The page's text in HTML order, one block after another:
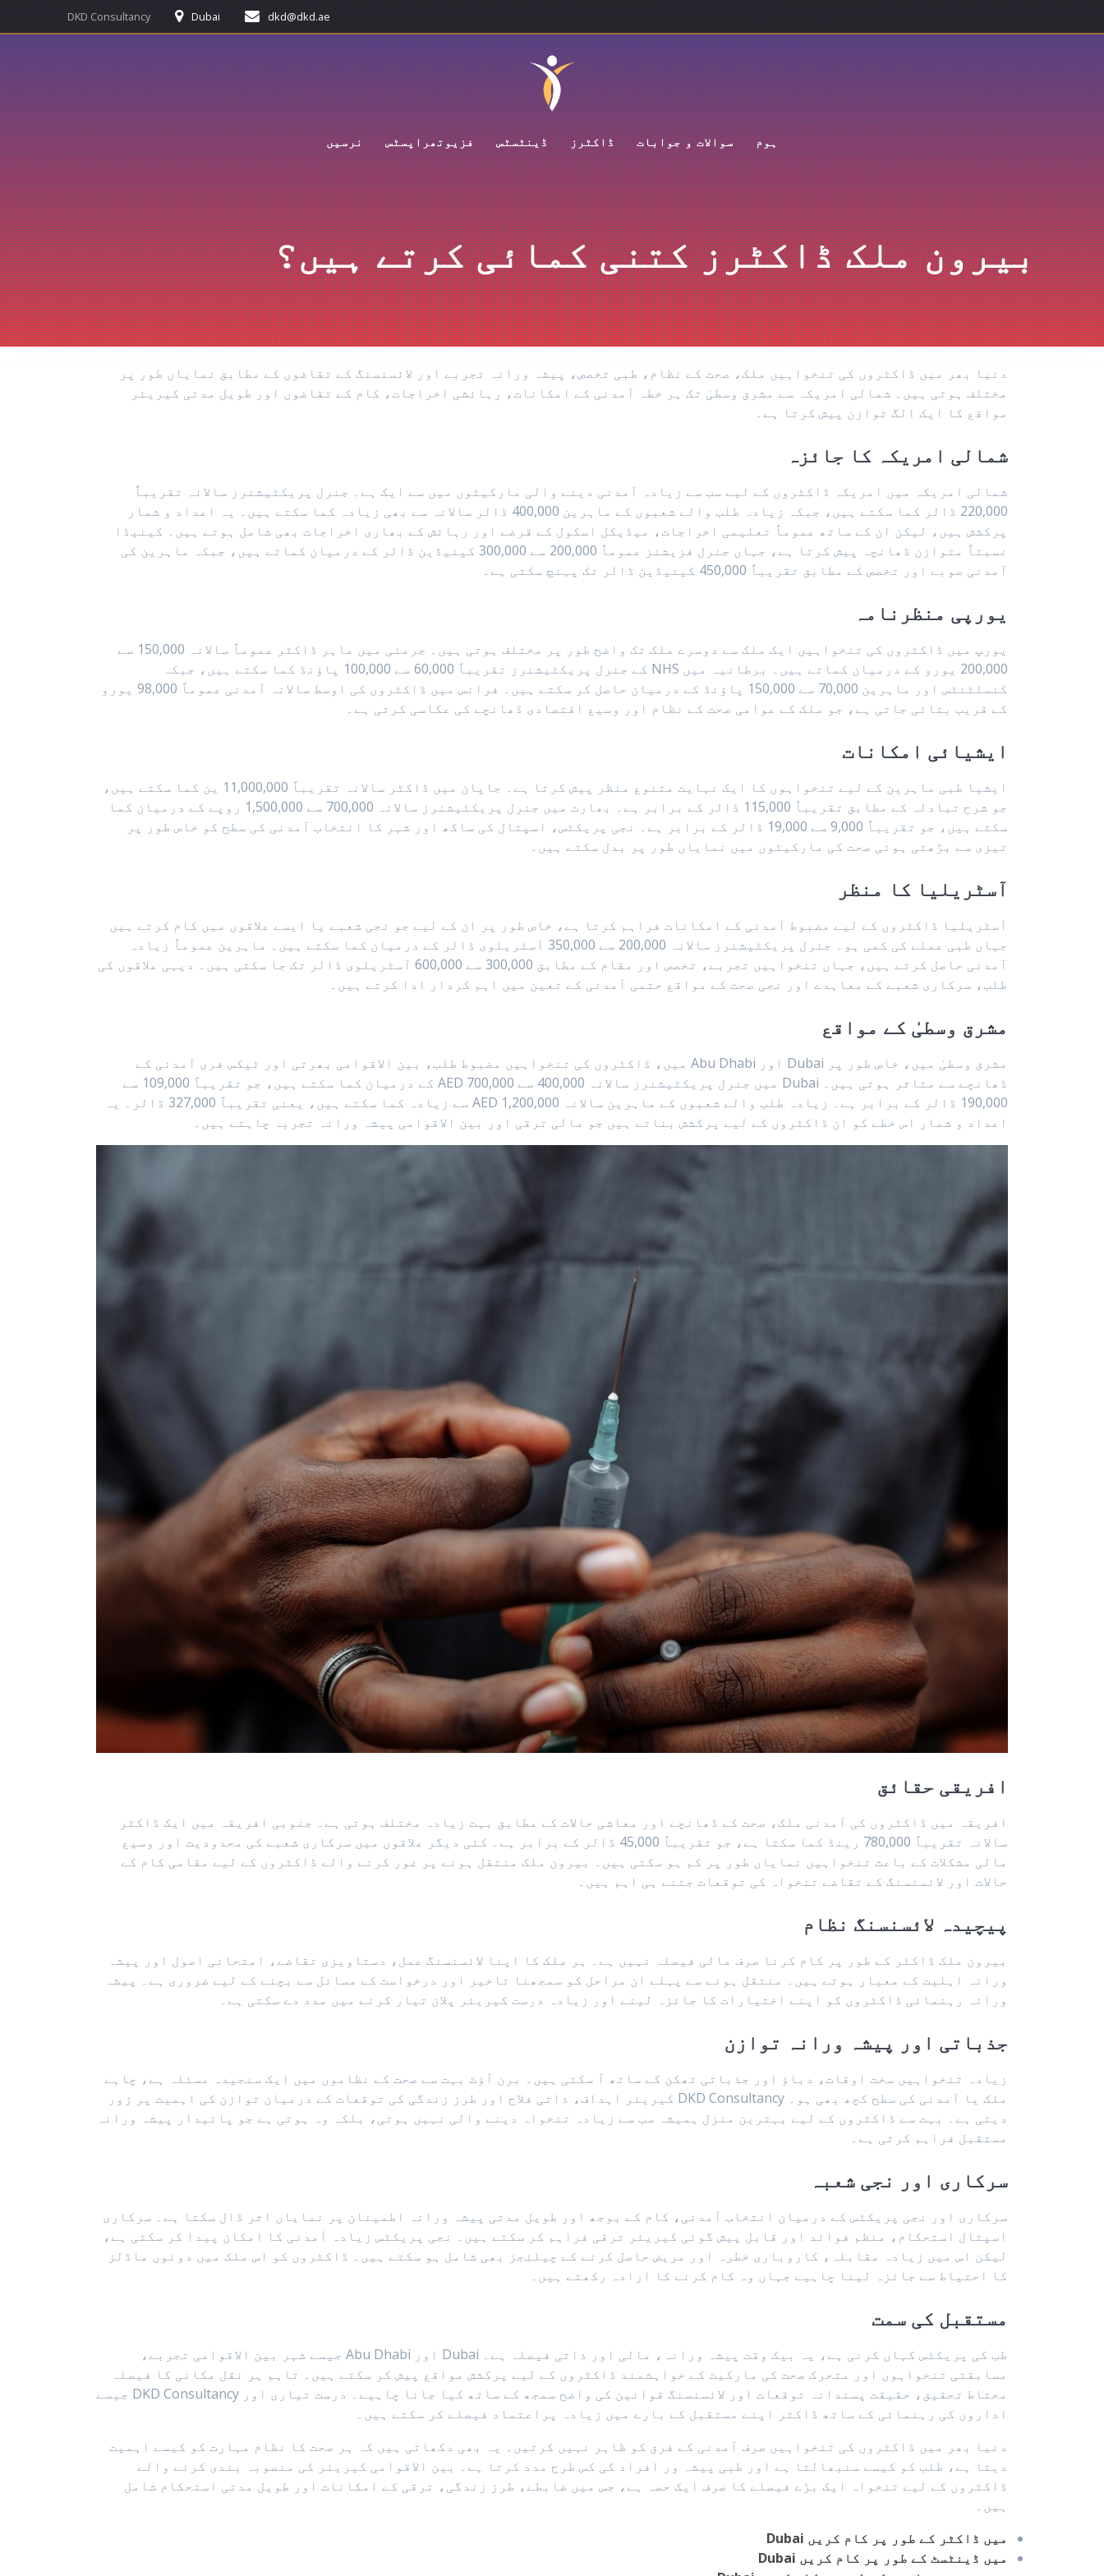
Dubai dkd@dkd.ae
DKD Consultancy
ہوم سوالات و جوابات ڈاکٹرز ڈینٹسٹس فزیوتھراپسٹس نرسیں
بیرون ملک ڈاکٹرز کتنی کمائی کرتے ہیں؟
دنیا بھر میں ڈاکٹروں کی تنخواہیں ملک، صحت کے نظام، طبی تخصص، پیشہ ورانہ تجربے اور لائسنسنگ کے تقاضوں کے مطابق نمایاں طور پر
مختلف ہوتی ہیں۔ شمالی امریکہ سے مشرق وسطیٰ تک ہر خطہ آمدنی کے امکانات، رہائشی اخراجات، کام کے تقاضوں اور طویل مدتی کیریئر
مواقع کا ایک الگ توازن پیش کرتا ہے۔
شمالی امریکہ کا جائزہ
شمالی امریکہ میں امریکہ ڈاکٹروں کے لیے سب سے زیادہ آمدنی دینے والی مارکیٹوں میں سے ایک ہے۔ جنرل پریکٹیشنرز سالانہ تقریباً
220,000 ڈالر کما سکتے ہیں، جبکہ زیادہ طلب والے شعبوں کے ماہرین 400,000 ڈالر سالانہ سے بھی زیادہ کما سکتے ہیں۔ یہ اعداد و شمار
پرکشش ہیں، لیکن ان کے ساتھ عموماً تعلیمی اخراجات، میڈیکل اسکول کے قرضے اور رہائش کے بھاری اخراجات بھی شامل ہوتے ہیں۔ کینیڈا
نسبتاً متوازن ڈھانچہ پیش کرتا ہے، جہاں جنرل فزیشنز عموماً 200,000 سے 300,000 کینیڈین ڈالر کے درمیان کماتے ہیں، جبکہ ماہرین کی
آمدنی صوبے اور تخصص کے مطابق تقریباً 450,000 کینیڈین ڈالر تک پہنچ سکتی ہے۔
یورپی منظرنامہ
یورپ میں ڈاکٹروں کی تنخواہیں ایک ملک سے دوسرے ملک تک واضح طور پر مختلف ہوتی ہیں۔ جرمنی میں ماہر ڈاکٹر عموماً سالانہ 150,000 سے
200,000 یورو کے درمیان کماتے ہیں۔ برطانیہ میں NHS کے جنرل پریکٹیشنرز تقریباً 60,000 سے 100,000 پاؤنڈ کما سکتے ہیں، جبکہ
کنسلٹنٹس اور ماہرین 70,000 سے 150,000 پاؤنڈ کے درمیان حاصل کر سکتے ہیں۔ فرانس میں ڈاکٹروں کی اوسط سالانہ آمدنی عموماً 98,000 یورو
کے قریب بتائی جاتی ہے، جو ملک کے عوامی صحت کے نظام اور وسیع اقتصادی ڈھانچے کی عکاسی کرتی ہے۔
ایشیائی امکانات
ایشیا طبی ماہرین کے لیے تنخواہوں کا ایک نہایت متنوع منظر پیش کرتا ہے۔ جاپان میں ڈاکٹر سالانہ تقریباً 11,000,000 ین کما سکتے ہیں،
جو شرح تبادلہ کے مطابق تقریباً 115,000 ڈالر کے برابر ہے۔ بھارت میں جنرل پریکٹیشنرز سالانہ 700,000 سے 1,500,000 روپے کے درمیان کما
سکتے ہیں، جو تقریباً 9,000 سے 19,000 ڈالر کے برابر ہے۔ نجی پریکٹس، اسپتال کی ساکھ اور شہر کا انتخاب آمدنی کی سطح کو خاص طور پر
تیزی سے بڑھتی ہوئی صحت کی مارکیٹوں میں نمایاں طور پر بدل سکتے ہیں۔
آسٹریلیا کا منظر
آسٹریلیا ڈاکٹروں کے لیے مضبوط آمدنی کے امکانات فراہم کرتا ہے، خاص طور پر ان کے لیے جو نجی شعبے یا ایسے علاقوں میں کام کرتے ہیں
جہاں طبی عملے کی کمی ہو۔ جنرل پریکٹیشنرز سالانہ 200,000 سے 350,000 آسٹریلوی ڈالر کے درمیان کما سکتے ہیں۔ ماہرین عموماً زیادہ
آمدنی حاصل کرتے ہیں، جہاں تنخواہیں تجربے، تخصص اور مقام کے مطابق 300,000 سے 600,000 آسٹریلوی ڈالر تک جا سکتی ہیں۔ دیہی علاقوں کی
طلب، سرکاری شعبے کے معاہدے اور نجی صحت کے مواقع حتمی آمدنی کے تعین میں اہم کردار ادا کرتے ہیں۔
مشرق وسطیٰ کے مواقع
مشرق وسطیٰ میں، خاص طور پر Dubai اور Abu Dhabi میں، ڈاکٹروں کی تنخواہیں مضبوط طلب، بین الاقوامی بھرتی اور ٹیکس فری آمدنی کے
ڈھانچے سے متاثر ہوتی ہیں۔ Dubai میں جنرل پریکٹیشنرز سالانہ 400,000 سے 700,000 AED کے درمیان کما سکتے ہیں، جو تقریباً 109,000 سے
190,000 ڈالر کے برابر ہے۔ زیادہ طلب والے شعبوں کے ماہرین سالانہ 1,200,000 AED سے زیادہ کما سکتے ہیں، یعنی تقریباً 327,000 ڈالر۔ یہ
اعداد و شمار اس خطے کو ان ڈاکٹروں کے لیے پرکشش بناتے ہیں جو مالی ترقی اور بین الاقوامی پیشہ ورانہ تجربہ چاہتے ہیں۔
افریقی حقائق
افریقہ میں ڈاکٹروں کی آمدنی ملک، صحت کے ڈھانچے اور معاشی حالات کے مطابق بہت زیادہ مختلف ہوتی ہے۔ جنوبی افریقہ میں ایک ڈاکٹر
سالانہ تقریباً 780,000 رینڈ کما سکتا ہے، جو تقریباً 45,000 ڈالر کے برابر ہے۔ کئی دیگر علاقوں میں سرکاری شعبے کی محدودیت اور وسیع
مالی مشکلات کے باعث تنخواہیں نمایاں طور پر کم ہو سکتی ہیں۔ بیرون ملک منتقل ہونے پر غور کرنے والے ڈاکٹروں کے لیے مقامی کام کے
حالات اور لائسنسنگ کے تقاضے تنخواہ کی توقعات جتنے ہی اہم ہیں۔
پیچیدہ لائسنسنگ نظام
بیرون ملک ڈاکٹر کے طور پر کام کرنا صرف مالی فیصلہ نہیں ہے۔ ہر ملک کا اپنا لائسنسنگ عمل، دستاویزی تقاضے، امتحانی اصول اور پیشہ
ورانہ اہلیت کے معیار ہوتے ہیں۔ منتقل ہونے سے پہلے ان مراحل کو سمجھنا تاخیر اور درخواست کے مسائل سے بچنے کے لیے ضروری ہے۔ پیشہ
ورانہ رہنمائی ڈاکٹروں کو اپنے اختیارات کا جائزہ لینے اور زیادہ درست کیریئر پلان تیار کرنے میں مدد دے سکتی ہے۔
جذباتی اور پیشہ ورانہ توازن
زیادہ تنخواہیں سخت اوقات، دباؤ اور جذباتی تھکن کے ساتھ آ سکتی ہیں۔ برن آؤٹ بہت سے صحت کے نظاموں میں ایک سنجیدہ مسئلہ ہے، چاہے
ملک یا آمدنی کی سطح کچھ بھی ہو۔ DKD Consultancy کیریئر اہداف، ذاتی فلاح اور طرز زندگی کی توقعات کے درمیان توازن کی اہمیت پر زور
دیتی ہے۔ بہت سے ڈاکٹروں کے لیے بہترین منزل ہمیشہ سب سے زیادہ تنخواہ دینے والی نہیں ہوتی، بلکہ وہ ہوتی ہے جو پائیدار پیشہ ورانہ
مستقبل فراہم کرتی ہے۔
سرکاری اور نجی شعبہ
سرکاری اور نجی پریکٹس کے درمیان انتخاب آمدنی، کام کے بوجھ اور طویل مدتی پیشہ ورانہ اطمینان پر نمایاں اثر ڈال سکتا ہے۔ سرکاری
اسپتال استحکام، منظم فوائد اور قابل پیش گوئی کیریئر ترقی فراہم کر سکتے ہیں۔ نجی پریکٹس زیادہ آمدنی کا امکان پیدا کر سکتی ہے،
لیکن اس میں زیادہ مقابلہ، کاروباری خطرہ اور مریض حاصل کرنے کے چیلنجز بھی شامل ہو سکتے ہیں۔ ڈاکٹروں کو اس ملک میں دونوں ماڈلز
کا احتیاط سے جائزہ لینا چاہیے جہاں وہ کام کرنے کا ارادہ رکھتے ہیں۔
مستقبل کی سمت
طب کی پریکٹس کہاں کرنی ہے، یہ بیک وقت پیشہ ورانہ، مالی اور ذاتی فیصلہ ہے۔ Dubai اور Abu Dhabi جیسے شہر بین الاقوامی تجربے،
مسابقتی تنخواہوں اور متحرک صحت کی مارکیٹ کے خواہشمند ڈاکٹروں کے لیے پرکشش مواقع پیش کر سکتے ہیں۔ تاہم ہر نقل مکانی کا فیصلہ
محتاط تحقیق، حقیقت پسندانہ توقعات اور لائسنسنگ قوانین کی واضح سمجھ کے ساتھ کیا جانا چاہیے۔ درست تیاری اور DKD Consultancy جیسے
اداروں کی رہنمائی کے ساتھ ڈاکٹر اپنے مستقبل کے بارے میں زیادہ پراعتماد فیصلے کر سکتے ہیں۔
دنیا بھر میں ڈاکٹروں کی تنخواہیں صرف آمدنی کے فرق کو ظاہر نہیں کرتیں۔ یہ بھی دکھاتی ہیں کہ ہر صحت کا نظام مہارت کو کیسے اہمیت
دیتا ہے، طلب کو کیسے سنبھالتا ہے اور طبی پیشہ ور افراد کی کس طرح مدد کرتا ہے۔ بین الاقوامی کیریئر کی منصوبہ بندی کرنے والے
ڈاکٹروں کے لیے تنخواہ ایک بڑے فیصلے کا صرف ایک حصہ ہے، جس میں ضابطے، طرز زندگی، ترقی کے امکانات اور طویل مدتی استحکام شامل
ہیں۔
Dubai میں ڈاکٹر کے طور پر کام کریں
Dubai میں ڈینٹسٹ کے طور پر کام کریں